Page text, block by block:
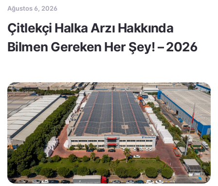
Ağustos 6, 2026
Çitlekçi Halka Arzı Hakkında
Bilmen Gereken Her Şey! – 2026